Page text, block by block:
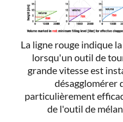
La ligne rouge indique
lorsqu'un outil de
grande vitesse est
désagglomérer
particulièrement
de l'outil de